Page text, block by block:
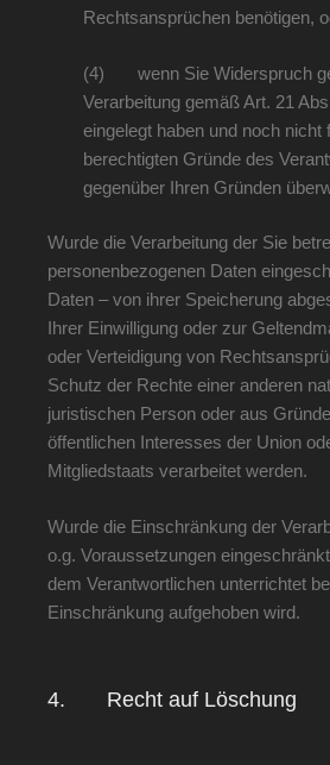
Rechtsansprüchen benötigen,
(4) wenn Sie Widerspruch
Verarbeitung gemäß Art. 21
eingelegt haben und noch nicht
berechtigten Gründe des
gegenüber Ihren Gründen
Wurde die Verarbeitung der Sie
personenbezogenen Daten
Daten – von ihrer Speicherung
Ihrer Einwilligung oder zur
oder Verteidigung von
Schutz der Rechte einer anderen
juristischen Person oder aus
öffentlichen Interesses der Union
Mitgliedstaats verarbeitet werden.
Wurde die Einschränkung der
o.g. Voraussetzungen
dem Verantwortlichen unterrichtet
Einschränkung aufgehoben wird.
4. Recht auf Löschung